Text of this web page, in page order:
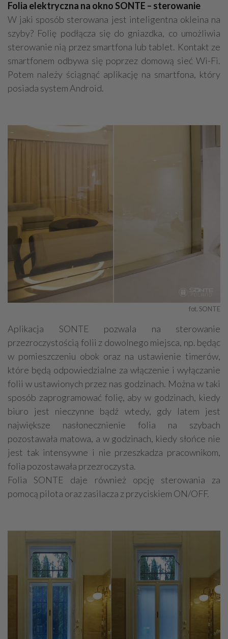
Folia elektryczna na okno SONTE – sterowanie
W jaki sposób sterowana jest inteligentna okleina na
szyby? Folię podłącza się do gniazdka, co umożliwia
sterowanie nią przez smartfona lub tablet. Kontakt ze
smartfonem odbywa się poprzez domową sieć Wi-Fi.
Potem należy ściągnąć aplikację na smartfona, który
posiada system Android.
fot. SONTE
Aplikacja SONTE pozwala na sterowanie
przezroczystością folii z dowolnego miejsca, np. będąc
w pomieszczeniu obok oraz na ustawienie timerów,
które będą odpowiedzialne za włączenie i wyłączanie
folii w ustawionych przez nas godzinach. Można w taki
sposób zaprogramować folię, aby w godzinach, kiedy
biuro jest nieczynne bądź wtedy, gdy latem jest
największe nasłonecznienie folia na szybach
pozostawała matowa, a w godzinach, kiedy słońce nie
jest tak intensywne i nie przeszkadza pracownikom,
folia pozostawała przezroczysta.
Folia SONTE daje również opcję sterowania za
pomocą pilota oraz zasilacza z przyciskiem ON/OFF.